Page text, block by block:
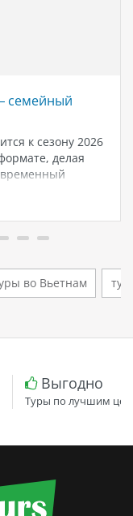
семейный
к сезону 2026
делая
для тех,
во Вьетнам
Выгодно
Туры по лучшим